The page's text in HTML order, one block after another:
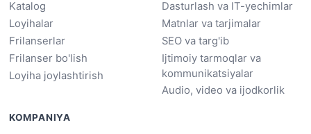
Katalog
Loyihalar
Frilanserlar
Frilanser bo'lish
Loyiha joylashtirish
Dasturlash va IT-yechimlar
Matnlar va tarjimalar
SEO va targ'ib
Ijtimoiy tarmoqlar va
kommunikatsiyalar
Audio, video va ijodkorlik
KOMPANIYA